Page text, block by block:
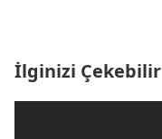
İlginizi Çekebilir